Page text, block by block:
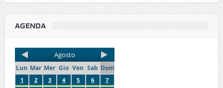
AGENDA
Agosto
Lun Mar Mer Gio Ven Sab Dom
1 2 3 4 5 6
7